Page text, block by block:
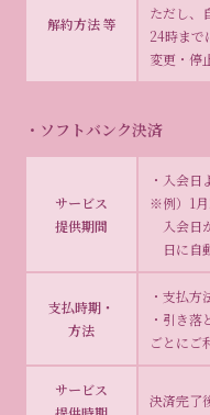
解約方法 等
ただし、
24時まで
変更・停
・ソフトバンク決済
サービス
提供期間
・入会
※例）1月
入会日
日に自
支払時期・
方法
・支払方
・引き
ごとにご
サービス
決済完了